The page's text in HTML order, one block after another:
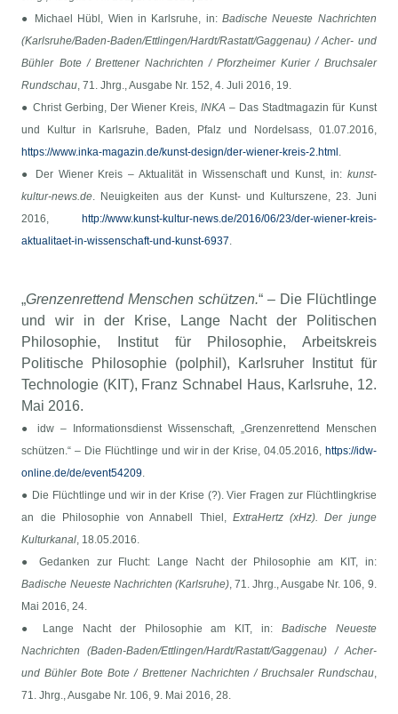
● Michael Hübl, Wien in Karlsruhe, in: Badische Neueste Nachrichten
(Karlsruhe/Baden-Baden/Ettlingen/Hardt/Rastatt/Gaggenau) / Acher- und
Bühler Bote / Brettener Nachrichten / Pforzheimer Kurier / Bruchsaler
Rundschau, 71. Jhrg., Ausgabe Nr. 152, 4. Juli 2016, 19.
● Christ Gerbing, Der Wiener Kreis,INKA – Das Stadtmagazin für Kunst
und Kultur in Karlsruhe, Baden, Pfalz und Nordelsass, 01.07.2016,
https://www.inka-magazin.de/kunst-design/der-wiener-kreis-2.html .
● Der Wiener Kreis – Aktualität in Wissenschaft und Kunst, in: kunst-
kultur-news.de. Neuigkeiten aus der Kunst- und Kulturszene, 23. Juni
2016,
http://www.kunst-kultur-news.de/2016/06/23/der-wiener-kreis-
aktualitaet-in-wissenschaft-und-kunst-6937.
„Grenzenrettend Menschen schützen.“ – Die Flüchtlinge
und wir in der Krise, Lange Nacht der Politischen
Philosophie, Institut für Philosophie, Arbeitskreis
Politische Philosophie (polphil), Karlsruher Institut für
Technologie (KIT), Franz Schnabel Haus, Karlsruhe, 12.
Mai 2016.
● idw – Informationsdienst Wissenschaft, „Grenzenrettend Menschen
schützen.“ – Die Flüchtlinge und wir in der Krise, 04.05.2016, https://idw-
online.de/de/event54209.
● Die Flüchtlinge und wir in der Krise (?). Vier Fragen zur Flüchtlingkrise
an die Philosophie von Annabell Thiel, ExtraHertz (xHz). Der junge
Kulturkanal, 18.05.2016.
● Gedanken zur Flucht: Lange Nacht der Philosophie am KIT, in:
Badische Neueste Nachrichten (Karlsruhe), 71. Jhrg., Ausgabe Nr. 106, 9.
Mai 2016, 24.
● Lange Nacht der Philosophie am KIT, in: Badische Neueste
Nachrichten (Baden-Baden/Ettlingen/Hardt/Rastatt/Gaggenau) / Acher-
und Bühler Bote Bote / Brettener Nachrichten / Bruchsaler Rundschau,
71. Jhrg., Ausgabe Nr. 106, 9. Mai 2016, 28.